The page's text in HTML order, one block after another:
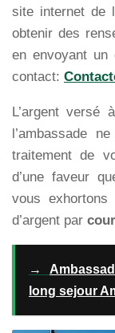
site internet de
obtenir des
en envoyant un
contact:
L’argent versé
l’ambassade
traitement de
d’une faveur
vous
d’argent par
→
long sejour